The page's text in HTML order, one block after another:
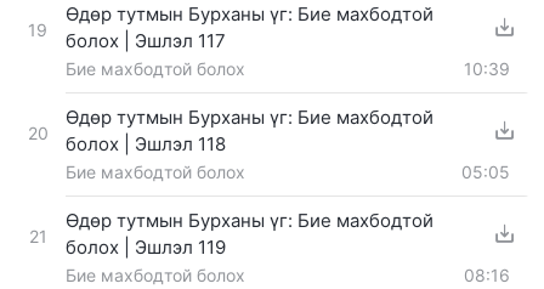
19
Өдөр тутмын Бурханы үг: Бие махбодтой
болох | Эшлэл 117
Бие махбодтой болох 10:39
20
Өдөр тутмын Бурханы үг: Бие махбодтой
болох | Эшлэл 118
Бие махбодтой болох 05:05
21
Өдөр тутмын Бурханы үг: Бие махбодтой
болох | Эшлэл 119
Бие махбодтой болох 08:16